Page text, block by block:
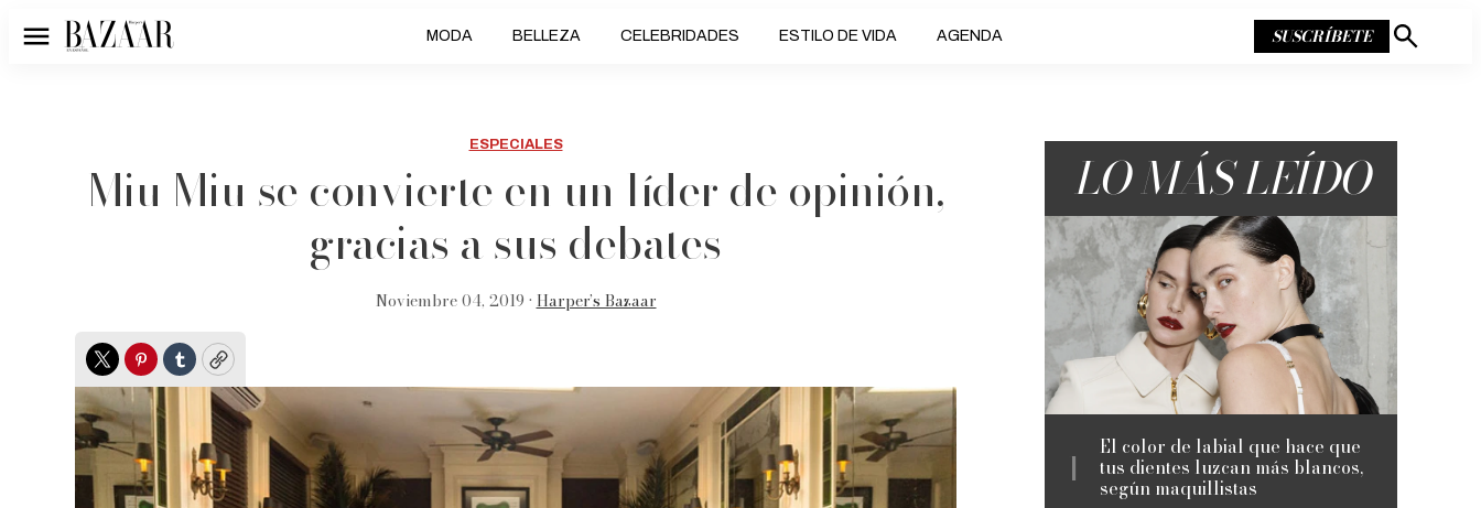
Menú MODA BELLEZA CELEBRIDADES ESTILO DE VIDA AGENDA SUSCRÍBETE
Mostrar
ESPECIALES
Miu Miu se convierte en un líder de opinión,
gracias a sus debates
Noviembre 04, 2019 • Harper’s Bazaar
TwitterPinterest
TumblrCopy
LO MÁS LEÍDO
El color de labial que hace que
tus dientes luzcan más blancos,
según maquillistas